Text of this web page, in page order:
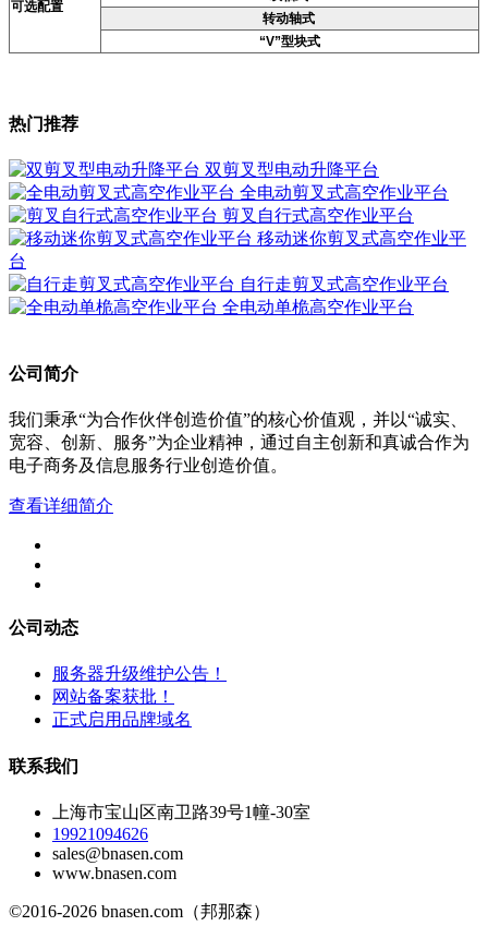
可选配置
转动轴式
“V”型块式
热门推荐
双剪叉型电动升降平台
全电动剪叉式高空作业平台
剪叉自行式高空作业平台
移动迷你剪叉式高空作业平
台
自行走剪叉式高空作业平台
全电动单桅高空作业平台
公司简介
我们秉承“为合作伙伴创造价值”的核心价值观，并以“诚实、
宽容、创新、服务”为企业精神，通过自主创新和真诚合作为
电子商务及信息服务行业创造价值。
查看详细简介
公司动态
服务器升级维护公告！
网站备案获批！
正式启用品牌域名
联系我们
上海市宝山区南卫路39号1幢-30室
19921094626
sales@bnasen.com
www.bnasen.com
©2016-2026 bnasen.com（邦那森）